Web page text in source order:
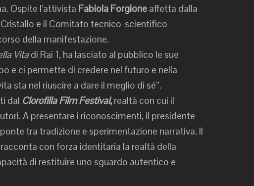
Ospite l’attivista Fabiola Forgione affetta dalla
e il Comitato tecnico-scientifico
della manifestazione.
Vitadi Rai 1, ha lasciato al pubblico le sue
e ci permette di credere nel futuro e nella
sta nel riuscire a dare il meglio di sé”.
dal Clorofilla Film Festival, realtà con cui il
A presentare i riconoscimenti, il presidente
tra tradizione e sperimentazione narrativa. Il
con forza identitaria la realtà della
di restituire uno sguardo autentico e